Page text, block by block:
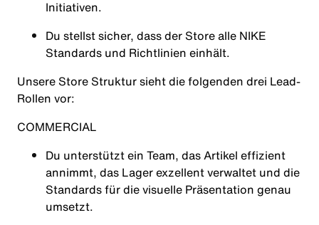
Initiativen.
Du stellst sicher, dass der Store alle NIKE
Standards und Richtlinien einhält.
Unsere Store Struktur sieht die folgenden drei Lead-
Rollen vor:
COMMERCIAL
Du unterstützt ein Team, das Artikel effizient
annimmt, das Lager exzellent verwaltet und die
Standards für die visuelle Präsentation genau
umsetzt.